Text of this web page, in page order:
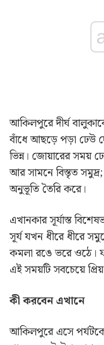
আকিলপুরে দীর্ঘ
বাঁধে আছড়ে পড়া ঢেউ
ভিন্ন। জোয়ারের সময়
আর সামনে বিস্তৃত
অনুভূতি তৈরি করে।
এখানকার সূর্যাস্ত
সূর্য যখন ধীরে ধীরে
কমলা রঙে ভরে ওঠে।
এই সময়টি সবচেয়ে
কী করবেন এখানে
আকিলপুরে এসে